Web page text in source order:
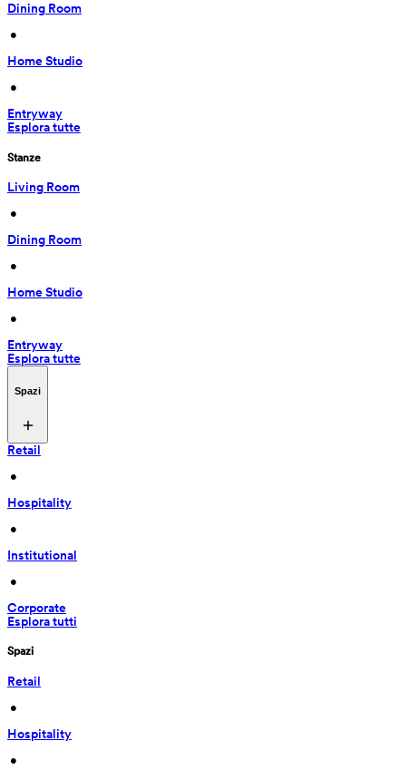
Dining Room
•
Home Studio
•
Entryway
Esplora tutte
Stanze
Living Room
•
Dining Room
•
Home Studio
•
Entryway
Esplora tutte
Spazi
Retail
•
Hospitality
•
Institutional
•
Corporate
Esplora tutti
Spazi
Retail
•
Hospitality
•